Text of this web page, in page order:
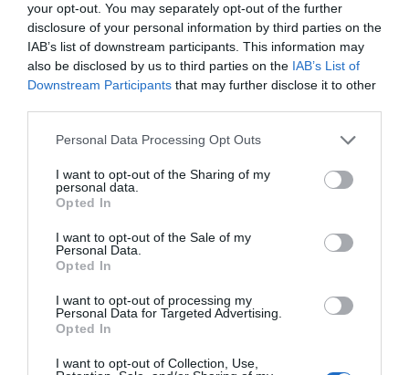
your opt-out. You may separately opt-out of the further
disclosure of your personal information by third parties on the
IAB’s list of downstream participants. This information may
also be disclosed by us to third parties on the IAB’s List of
Downstream Participants that may further disclose it to other
Personal Data Processing Opt Outs
I want to opt-out of the Sharing of my
personal data.
Opted In
I want to opt-out of the Sale of my
Personal Data.
Opted In
I want to opt-out of processing my
Personal Data for Targeted Advertising.
Opted In
I want to opt-out of Collection, Use,
Si algo ha acelerado la pandemia, más allá de la
apuesta de las cadenas por reforzar su oferta digital,
bolsa de algunos operadores y elcierre de
instalaciones. Equinox ha retomado los planes para
debutar en el parquet
Life Time ha vuelto a bolsa
dejar de cotizar y el grupo de gimnasios boutique
Xponential Fitness ha dado el salto también.
afectado a las cadenas que estaban demasiado